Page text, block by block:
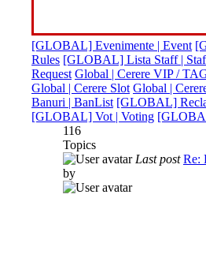
[GLOBAL] Evenimente | Event
Rules [GLOBAL] Lista Staff |
Request Global | Cerere VIP /
Global | Cerere Slot Global |
Banuri | BanList [GLOBAL]
[GLOBAL] Vot | Voting
116
Topics
Last post Re:
by